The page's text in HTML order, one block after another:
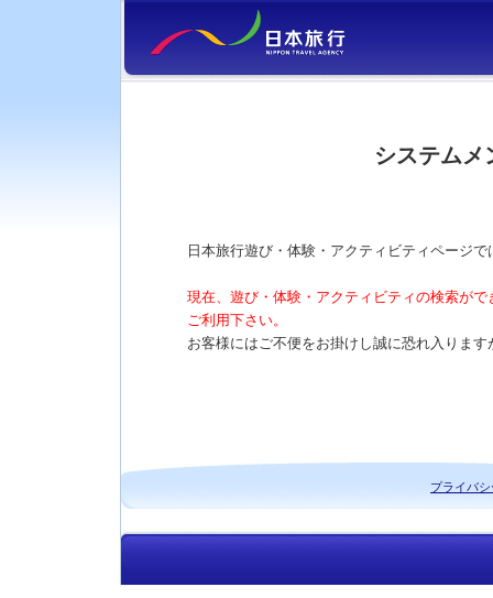
システムメ
日本旅行遊び・体験・アクティビティページ
現在、遊び・体験・アクティビティの検索が
ご利用下さい。
お客様にはご不便をお掛けし誠に恐れ入りま
プライバ